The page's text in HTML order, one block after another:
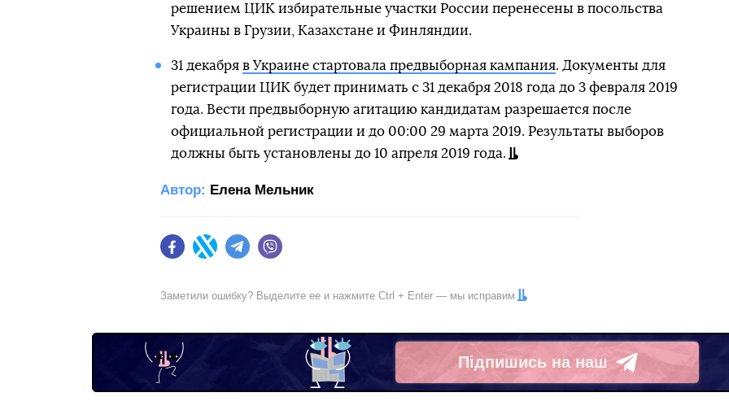
решением ЦИК избирательные участки России перенесены в посольства
Украины в Грузии, Казахстане и Финляндии.
31 декабря в Украине стартовала предвыборная кампания. Документы для
регистрации ЦИК будет принимать с 31 декабря 2018 года до 3 февраля 2019
года. Вести предвыборную агитацию кандидатам разрешается после
официальной регистрации и до 00:00 29 марта 2019. Результаты выборов
должны быть установлены до 10 апреля 2019 года.
Автор: Елена Мельник
FacebookTwitter Telegram
Заметили ошибку? Выделите ее и нажмите Ctrl + Enter — мы исправим
Підпишись на наш
Telegram